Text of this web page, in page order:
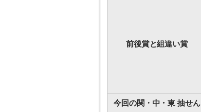
前後賞と組違い賞
今回の関・中・東 抽せん